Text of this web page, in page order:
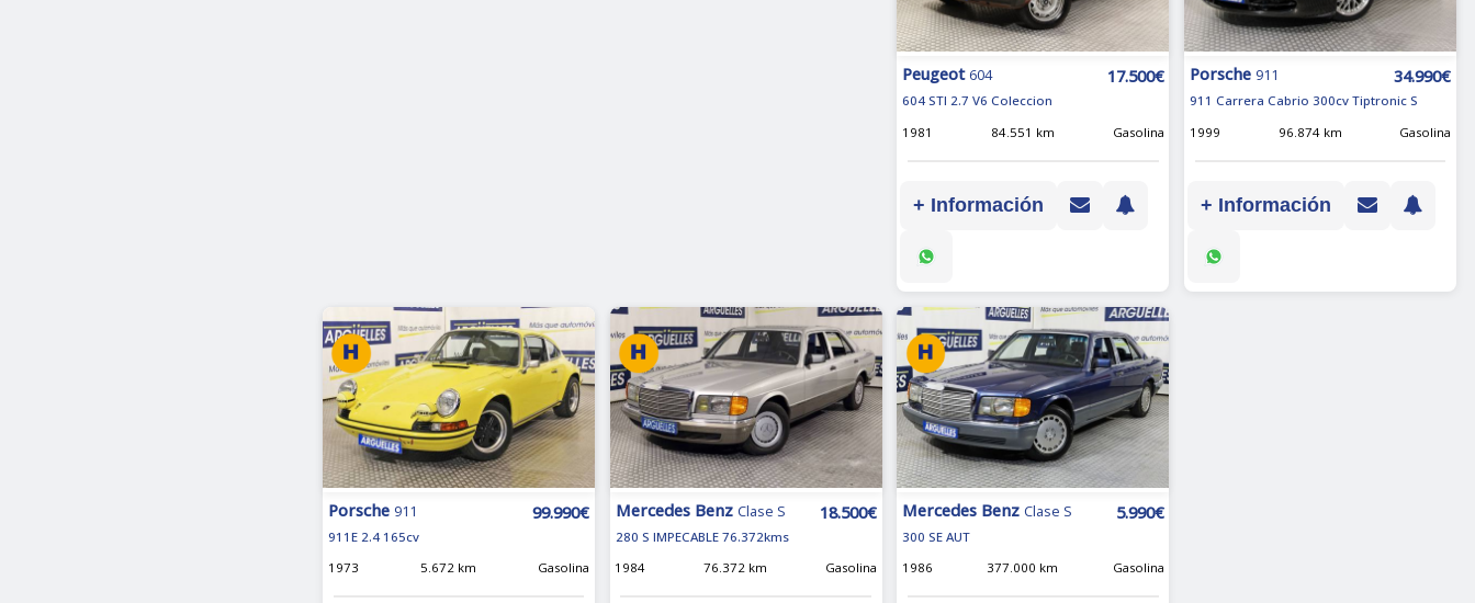
Peugeot 604 17.500€
604 STI 2.7 V6 Coleccion
1981
84.551 km Gasolina
+ Información
Porsche 911 34.990€
911 Carrera Cabrio 300cv Tiptronic S
1999
96.874 km Gasolina
+ Información
Porsche 911 99.990€
911E 2.4 165cv
1973
5.672 km Gasolina
Mercedes Benz Clase S 18.500€
280 S IMPECABLE 76.372kms
1984
76.372 km Gasolina
Mercedes Benz Clase S 5.990€
300 SE AUT
1986
377.000 km Gasolina